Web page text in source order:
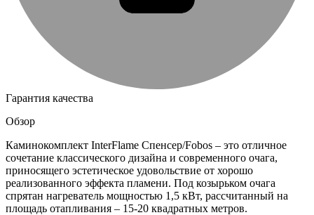
Гарантия качества
Обзор
Каминокомплект InterFlame Спенсер/Fobos – это отличное
сочетание классического дизайна и современного очага,
приносящего эстетическое удовольствие от хорошо
реализованного эффекта пламени. Под козырьком очага
спрятан нагреватель мощностью 1,5 кВт, рассчитанный на
площадь отапливания – 15-20 квадратных метров.